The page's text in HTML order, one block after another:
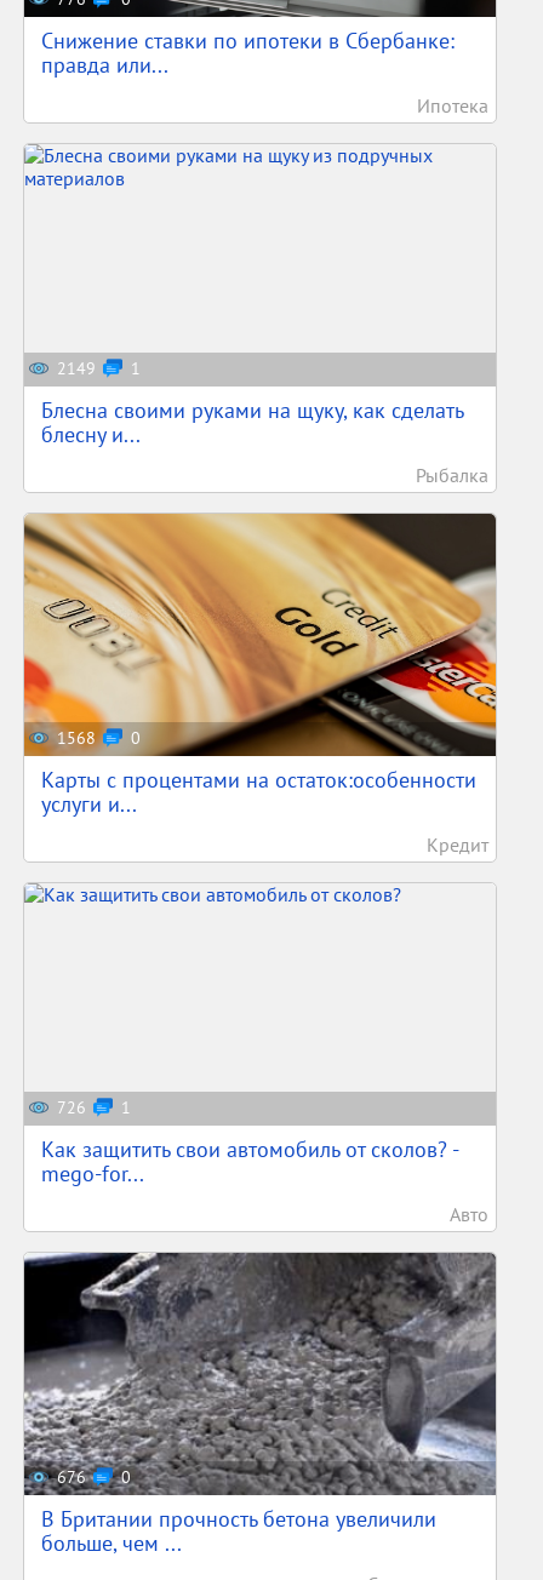
Снижение ставки по ипотеки в Сбербанке:
правда или...
Ипотека
2149 1
Блесна своими руками на щуку, как сделать
блесну и...
Рыбалка
1568 0
Карты с процентами на остаток:особенности
услуги и...
Кредит
726 1
Как защитить свои автомобиль от сколов? -
mego-for...
Авто
676 0
В Британии прочность бетона увеличили
больше, чем ...